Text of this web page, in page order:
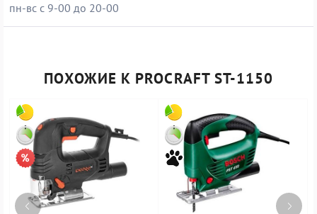
пн-вс с 9-00 до 20-00
ПОХОЖИЕ К PROCRAFT ST-1150